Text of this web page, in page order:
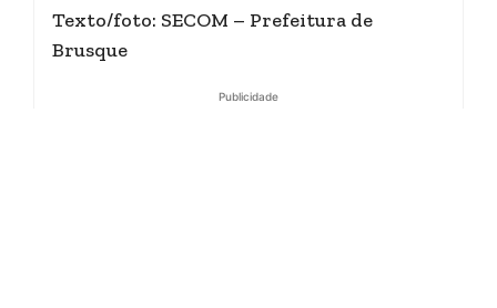
Texto/foto: SECOM – Prefeitura de
Brusque
Publicidade